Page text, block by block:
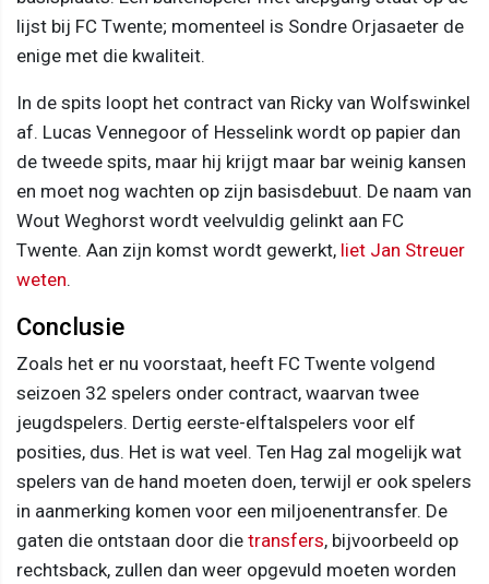
lijst bij FC Twente; momenteel is Sondre Orjasaeter de
enige met die kwaliteit.
In de spits loopt het contract van Ricky van Wolfswinkel
af. Lucas Vennegoor of Hesselink wordt op papier dan
de tweede spits, maar hij krijgt maar bar weinig kansen
en moet nog wachten op zijn basisdebuut. De naam van
Wout Weghorst wordt veelvuldig gelinkt aan FC
Twente. Aan zijn komst wordt gewerkt, liet Jan Streuer
weten.
Conclusie
Zoals het er nu voorstaat, heeft FC Twente volgend
seizoen 32 spelers onder contract, waarvan twee
jeugdspelers. Dertig eerste-elftalspelers voor elf
posities, dus. Het is wat veel. Ten Hag zal mogelijk wat
spelers van de hand moeten doen, terwijl er ook spelers
in aanmerking komen voor een miljoenentransfer. De
gaten die ontstaan door die transfers, bijvoorbeeld op
rechtsback, zullen dan weer opgevuld moeten worden